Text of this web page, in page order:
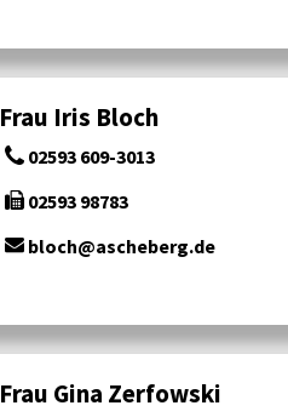
Frau Iris Bloch
02593 609-3013
02593 98783
bloch@ascheberg.de
Frau Gina Zerfowski